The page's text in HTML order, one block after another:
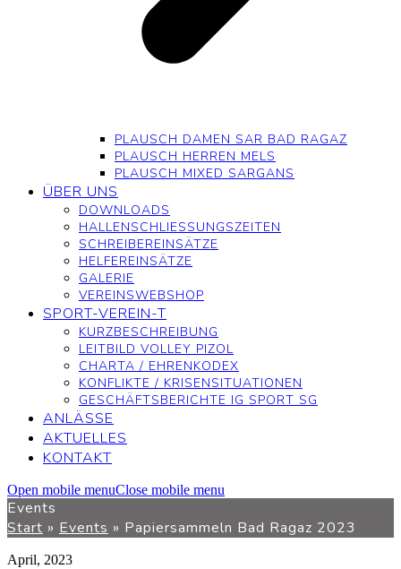
PLAUSCH DAMEN SAR BAD RAGAZ
PLAUSCH HERREN MELS
PLAUSCH MIXED SARGANS
ÜBER UNS
DOWNLOADS
HALLENSCHLIESSUNGSZEITEN
SCHREIBEREINSÄTZE
HELFEREINSÄTZE
GALERIE
VEREINSWEBSHOP
SPORT-VEREIN-T
KURZBESCHREIBUNG
LEITBILD VOLLEY PIZOL
CHARTA / EHRENKODEX
KONFLIKTE / KRISENSITUATIONEN
GESCHÄFTSBERICHTE IG SPORT SG
ANLÄSSE
AKTUELLES
KONTAKT
Open mobile menuClose mobile menu
Events
Start » Events » Papiersammeln Bad Ragaz 2023
April, 2023